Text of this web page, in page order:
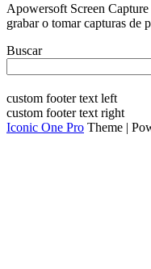
Apowersoft Screen
grabar o tomar capturas de
Buscar
custom footer text left
custom footer text right
Iconic One Pro Theme |